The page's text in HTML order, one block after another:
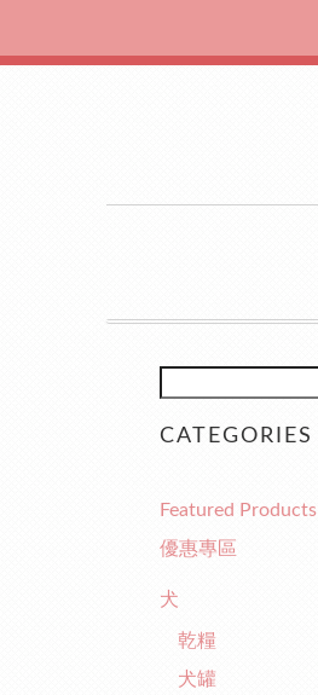
CATEGORIES
Featured Products
優惠專區
犬
乾糧
犬罐